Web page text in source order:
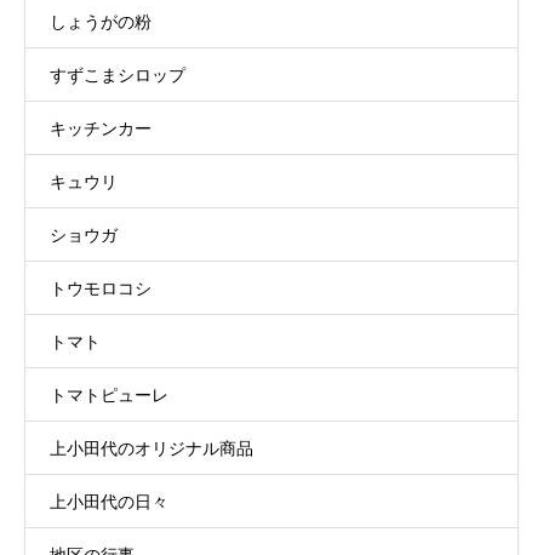
しょうがの粉
すずこまシロップ
キッチンカー
キュウリ
ショウガ
トウモロコシ
トマト
トマトピューレ
上小田代のオリジナル商品
上小田代の日々